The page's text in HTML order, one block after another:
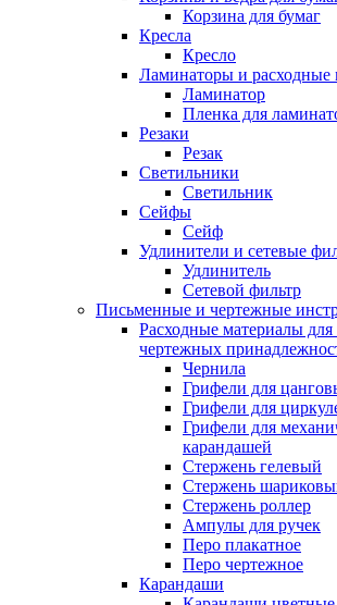
Корзина для бумаг
Кресла
Кресло
Ламинаторы и расходные
Ламинатор
Пленка для
Резаки
Резак
Светильники
Светильник
Сейфы
Сейф
Удлинители и сетевые
Удлинитель
Сетевой фильтр
Письменные и чертежные
Расходные материалы
чертежных
Чернила
Грифели для
Грифели для
Грифели для
карандашей
Стержень гелевый
Стержень
Стержень роллер
Ампулы для ручек
Перо плакатное
Перо чертежное
Карандаши